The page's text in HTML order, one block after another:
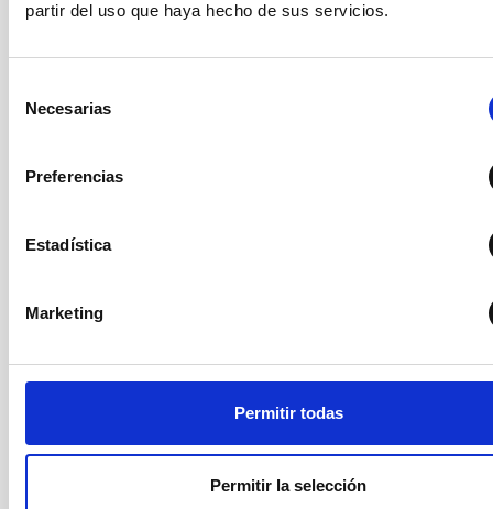
partir del uso que haya hecho de sus servicios.
Necesarias
Preferencias
Estadística
Marketing
Permitir todas
Permitir la selección
ELÉCTRICA
Tres centros de
Tres grupos electrógenos
COMUNICACIONES
1Gbbps y 100Mbps según
necesidades.